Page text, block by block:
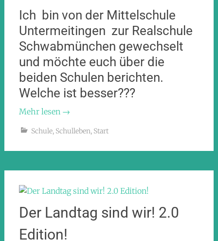
Ich bin von der Mittelschule
Untermeitingen zur Realschule
Schwabmünchen gewechselt
und möchte euch über die
beiden Schulen berichten.
Welche ist besser???
Mehr lesen →
Schule, Schulleben, Start
Der Landtag sind wir! 2.0
Edition!